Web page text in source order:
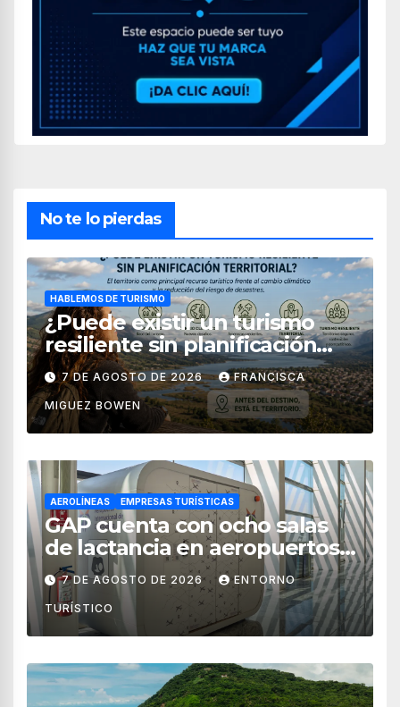
No te lo pierdas
HABLEMOS DE TURISMO
¿Puede existir un turismo
resiliente sin planificación
territorial?
7 DE AGOSTO DE 2026 FRANCISCA
MIGUEZ BOWEN
AEROLÍNEAS EMPRESAS TURÍSTICAS
GAP cuenta con ocho salas
de lactancia en aeropuertos
de México
7 DE AGOSTO DE 2026 ENTORNO
TURÍSTICO